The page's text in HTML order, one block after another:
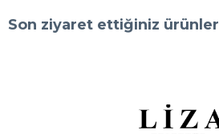
Son ziyaret ettiğiniz ürünler